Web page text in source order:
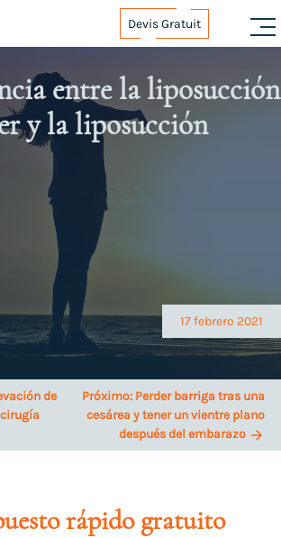
Devis Gratuit
entre la liposucción
y la liposucción
17 febrero 2021
de
Próximo: Perder barriga tras una
cesárea y tener un vientre plano
después del embarazo
rápido gratuito